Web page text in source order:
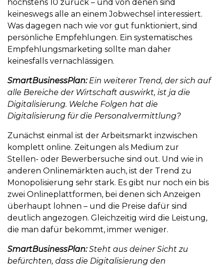
höchstens 10 zurück – und von denen sind
keineswegs alle an einem Jobwechsel interessiert.
Was dagegen nach wie vor gut funktioniert, sind
persönliche Empfehlungen. Ein systematisches
Empfehlungsmarketing sollte man daher
keinesfalls vernachlässigen.
SmartBusinessPlan: Ein weiterer Trend, der sich auf
alle Bereiche der Wirtschaft auswirkt, ist ja die
Digitalisierung. Welche Folgen hat die
Digitalisierung für die Personalvermittlung?
Zunächst einmal ist der Arbeitsmarkt inzwischen
komplett online. Zeitungen als Medium zur
Stellen- oder Bewerbersuche sind out. Und wie in
anderen Onlinemärkten auch, ist der Trend zu
Monopolisierung sehr stark. Es gibt nur noch ein bis
zwei Onlineplattformen, bei denen sich Anzeigen
überhaupt lohnen – und die Preise dafür sind
deutlich angezogen. Gleichzeitig wird die Leistung,
die man dafür bekommt, immer weniger.
SmartBusinessPlan: Steht aus deiner Sicht zu
befürchten, dass die Digitalisierung den